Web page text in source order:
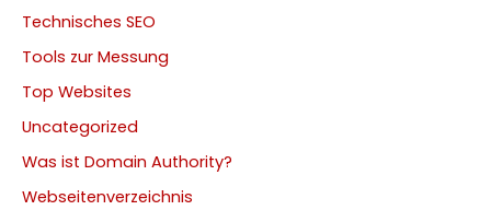
Technisches SEO
Tools zur Messung
Top Websites
Uncategorized
Was ist Domain Authority?
Webseitenverzeichnis